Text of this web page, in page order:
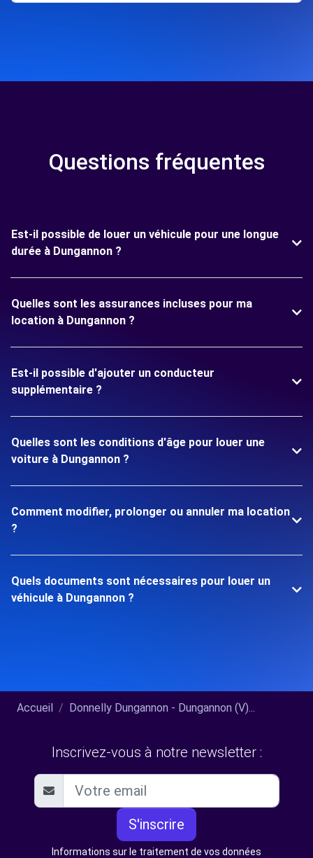
Questions fréquentes
Est-il possible de louer un véhicule pour une longue
durée à Dungannon ?
Quelles sont les assurances incluses pour ma
location à Dungannon ?
Est-il possible d'ajouter un conducteur
supplémentaire ?
Quelles sont les conditions d'âge pour louer une
voiture à Dungannon ?
Comment modifier, prolonger ou annuler ma location
?
Quels documents sont nécessaires pour louer un
véhicule à Dungannon ?
Accueil Donnelly Dungannon - Dungannon (V)...
Inscrivez-vous à notre newsletter :
S'inscrire
Informations sur le traitement de vos données